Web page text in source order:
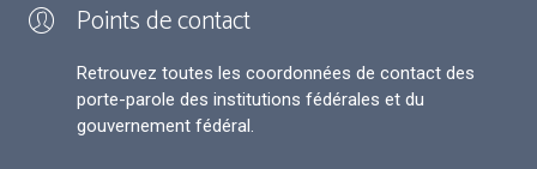
Points de contact
Retrouvez toutes les coordonnées de contact des
porte-parole des institutions fédérales et du
gouvernement fédéral.